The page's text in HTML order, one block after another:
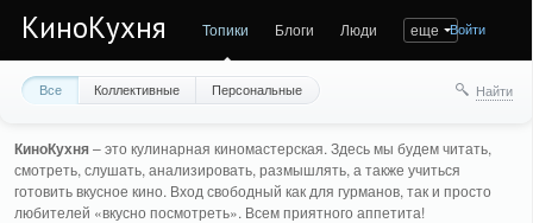
КиноКухня Топики Блоги Люди еще Войти
Все Коллективные Персональные Найти
КиноКухня– это кулинарная киномастерская. Здесь мы будем читать,
смотреть, слушать, анализировать, размышлять, а также учиться
готовить вкусное кино. Вход свободный как для гурманов, так и просто
любителей «вкусно посмотреть». Всем приятного аппетита!